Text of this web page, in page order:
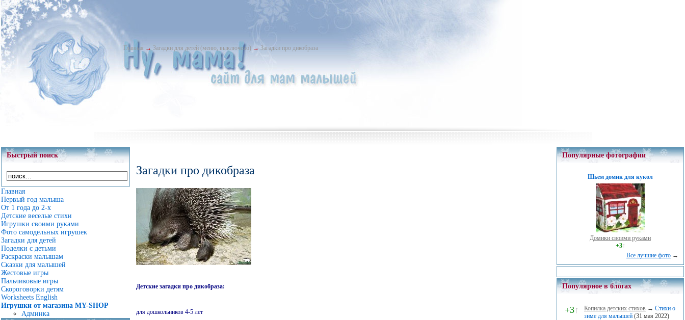
Главная → Загадки для детей (меню, выключено) → Загадки про дикобраза
Быстрый поиск
Главная
Первый год малыша
От 1 года до 2-х
Детские веселые стихи
Игрушки своими руками
Фото самодельных игрушек
Загадки для детей
Поделки с детьми
Раскраски малышам
Сказки для малышей
Жестовые игры
Пальчиковые игры
Скороговорки детям
Worksheets English
Игрушки от магазина MY-SHOP
Админка
Загадки про дикобраза
Детские загадки про дикобраза:
для дошкольников 4-5 лет
Популярные фотографии
Шьем домик для кукол
Домики своими руками
+3↑
Все лучшие фото →
Популярное в блогах
+3↑ Копилка детских стихов → Стихи о
зиме для малышей (31 мая 2022)